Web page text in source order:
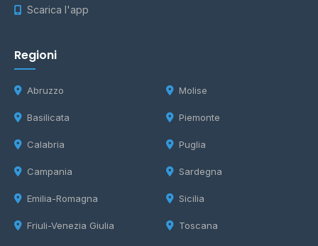
Scarica l'app
Regioni
Abruzzo
Basilicata
Calabria
Campania
Emilia-Romagna
Friuli-Venezia Giulia
Molise
Piemonte
Puglia
Sardegna
Sicilia
Toscana